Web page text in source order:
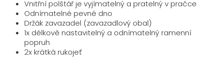
Vnitřní polštář je vyjímatelný a pratelný v pračce
Odnímatelné pevné dno
Držák zavazadel (zavazadlový obal)
1x délkově nastavitelný a odnímatelný ramenní
popruh
2x krátká rukojeť